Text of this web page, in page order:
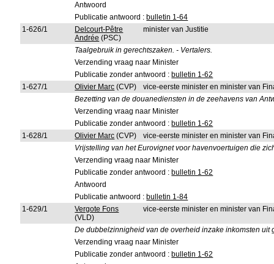
Antwoord
Publicatie antwoord : bulletin 1-64
1-626/1
Delcourt-Pêtre
Andrée (PSC)
minister van Justitie
Taalgebruik in gerechtszaken. - Vertalers.
Verzending vraag naar Minister
Publicatie zonder antwoord : bulletin 1-62
1-627/1
Olivier Marc (CVP)
vice-eerste minister en minister van
Bezetting van de douanediensten in de zeehavens van
Verzending vraag naar Minister
Publicatie zonder antwoord : bulletin 1-62
1-628/1
Olivier Marc (CVP)
vice-eerste minister en minister van
Vrijstelling van het Eurovignet voor havenvoertuigen die
Verzending vraag naar Minister
Publicatie zonder antwoord : bulletin 1-62
Antwoord
Publicatie antwoord : bulletin 1-84
1-629/1
Vergote Fons
(VLD)
vice-eerste minister en minister van
De dubbelzinnigheid van de overheid inzake inkomsten
Verzending vraag naar Minister
Publicatie zonder antwoord : bulletin 1-62